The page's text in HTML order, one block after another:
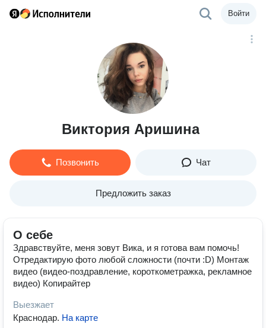
Войти
Виктория Аришина
Позвонить Чат
Предложить заказ
О себе
Здравствуйте, меня зовут Вика, и я готова вам помочь!
Отредактирую фото любой сложности (почти :D) Монтаж
видео (видео-поздравление, короткометражка, рекламное
видео) Копирайтер
Выезжает
Краснодар. На карте